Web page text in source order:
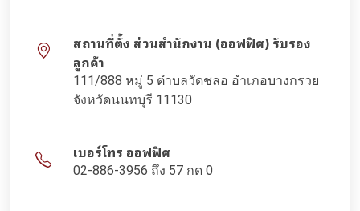
สถานที่ตั้ง ส่วนสำนักงาน (ออฟฟิศ) รับรอง
ลูกค้า
111/888 หมู่ 5 ตำบลวัดชลอ อำเภอบางกรวย
จังหวัดนนทบุรี 11130
เบอร์โทร ออฟฟิศ
02-886-3956 ถึง 57 กด 0